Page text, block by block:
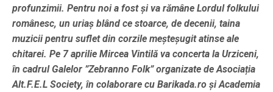
profunzimii. Pentru noi a fost și va rămâne Lordul folkului
românesc, un uriaș blând ce stoarce, de decenii, taina
muzicii pentru suflet din corzile meșteșugit atinse ale
chitarei. Pe 7 aprilie Mircea Vintilă va concerta la Urziceni,
în cadrul Galelor ”Zebranno Folk” organizate de Asociația
Alt.F.E.L Society, în colaborare cu Barikada.ro și Academia